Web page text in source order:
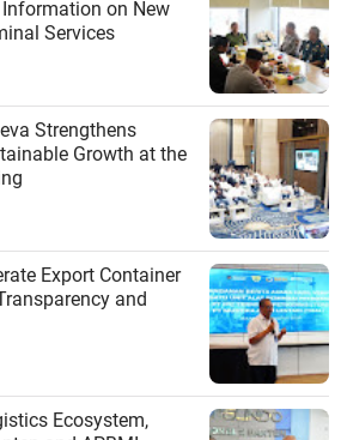
on New
Services
Strengthens
Growth at the
Export Container
and
Ecosystem,